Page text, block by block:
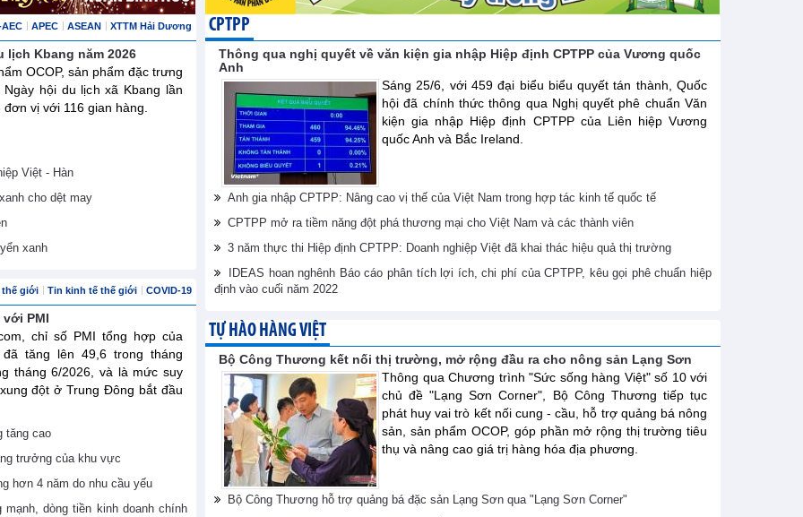
APEC ASEAN XTTM Hải Dương
lịch Kbang năm 2026
OCOP, sản phẩm đặc trưng
hội du lịch xã Kbang lần
vị với 116 gian hàng.
Việt - Hàn
cho dệt may
xanh
thế giới Tin kinh tế thế giới COVID-19
PMI
chỉ số PMI tổng hợp của
tăng lên 49,6 trong tháng
tháng 6/2026, và là mức suy
đột ở Trung Đông bắt đầu
tăng cao
trưởng của khu vực
hơn 4 năm do nhu cầu yếu
dòng tiền kinh doanh chính
CPTPP
Thông qua nghị quyết về văn kiện gia nhập Hiệp định CPTPP của Vương quốc
Anh
Sáng 25/6, với 459 đại biểu biểu quyết tán thành, Quốc
hội đã chính thức thông qua Nghị quyết phê chuẩn Văn
kiện gia nhập Hiệp định CPTPP của Liên hiệp Vương
quốc Anh và Bắc Ireland.
Anh gia nhập CPTPP: Nâng cao vị thế của Việt Nam trong hợp tác kinh tế quốc tế
CPTPP mở ra tiềm năng đột phá thương mại cho Việt Nam và các thành viên
3 năm thực thi Hiệp định CPTPP: Doanh nghiệp Việt đã khai thác hiệu quả thị trường
IDEAS hoan nghênh Báo cáo phân tích lợi ích, chi phí của CPTPP, kêu gọi phê chuẩn hiệp
định vào cuối năm 2022
TỰ HÀO HÀNG VIỆT
Bộ Công Thương kết nối thị trường, mở rộng đầu ra cho nông sản Lạng Sơn
Thông qua Chương trình "Sức sống hàng Việt" số 10 với
chủ đề "Lạng Sơn Corner", Bộ Công Thương tiếp tục
phát huy vai trò kết nối cung - cầu, hỗ trợ quảng bá nông
sản, sản phẩm OCOP, góp phần mở rộng thị trường tiêu
thụ và nâng cao giá trị hàng hóa địa phương.
Bộ Công Thương hỗ trợ quảng bá đặc sản Lạng Sơn qua "Lạng Sơn Corner"